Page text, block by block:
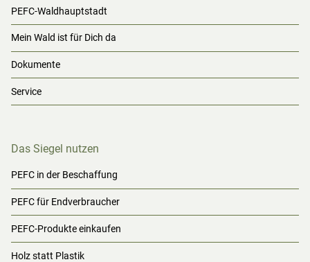
PEFC-Waldhauptstadt
Mein Wald ist für Dich da
Dokumente
Service
Das Siegel nutzen
PEFC in der Beschaffung
PEFC für Endverbraucher
PEFC-Produkte einkaufen
Holz statt Plastik